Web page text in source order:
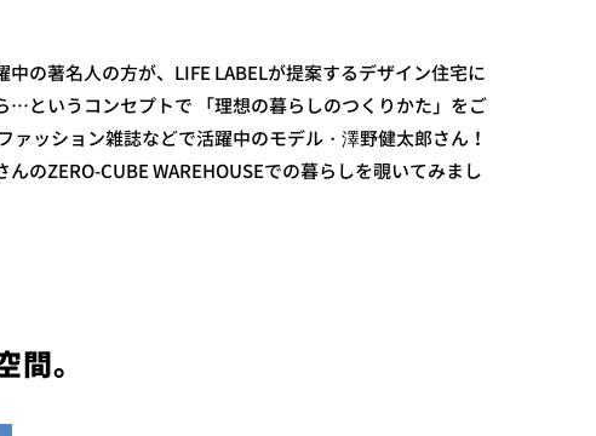
中の著名人の方が、LIFE LABELが提案するデザイン住宅に
…というコンセプトで 「理想の暮らしのつくりかた」をご
ァッション雑誌などで活躍中のモデル・澤野健太郎さん！
んのZERO-CUBE WAREHOUSEでの暮らしを覗いてみまし
。